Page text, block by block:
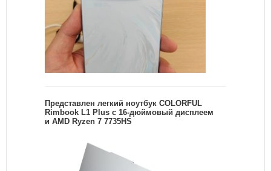
Представлен легкий ноутбук COLORFUL
Rimbook L1 Plus с 16-дюймовый дисплеем
и AMD Ryzen 7 7735HS